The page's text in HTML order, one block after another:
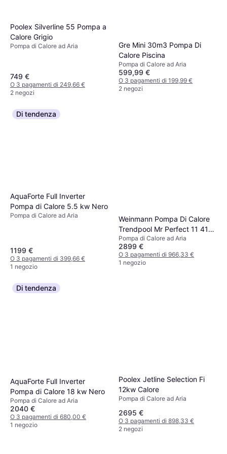
Poolex Silverline 55 Pompa a
Calore Grigio
Pompa di Calore ad Aria
749 €
O 3 pagamenti di 249,66 €
2 negozi
Gre Mini 30m3 Pompa Di
Calore Piscina
Pompa di Calore ad Aria
599,99 €
O 3 pagamenti di 199,99 €
2 negozi
Di tendenza
AquaForte Full Inverter
Pompa di Calore 5.5 kw Nero
Pompa di Calore ad Aria
1199 €
O 3 pagamenti di 399,66 €
1 negozio
Weinmann Pompa Di Calore
Trendpool Mr Perfect 11 41
KW
Pompa di Calore ad Aria
2899 €
O 3 pagamenti di 966,33 €
1 negozio
Di tendenza
AquaForte Full Inverter
Pompa di Calore 18 kw Nero
Pompa di Calore ad Aria
2040 €
O 3 pagamenti di 680,00 €
1 negozio
Poolex Jetline Selection Fi
12kw Calore
Pompa di Calore ad Aria
2695 €
O 3 pagamenti di 898,33 €
2 negozi